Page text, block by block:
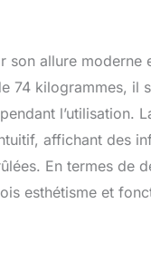
de haute qualité
notre gamme
allure moderne
kilogrammes, il
l’utilisation.
affichant des
En termes de
esthétisme et